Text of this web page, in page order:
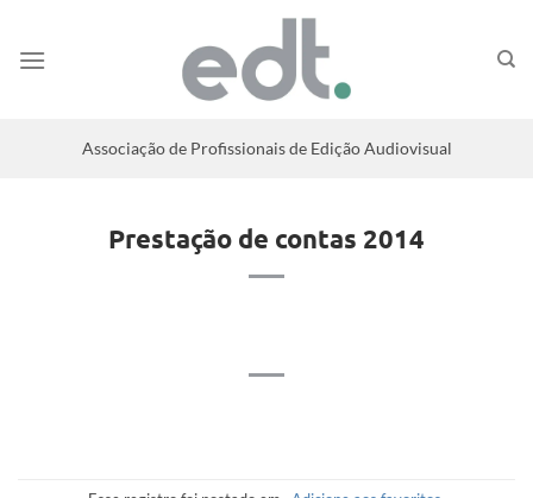
Associação de Profissionais de Edição Audiovisual
Prestação de contas 2014